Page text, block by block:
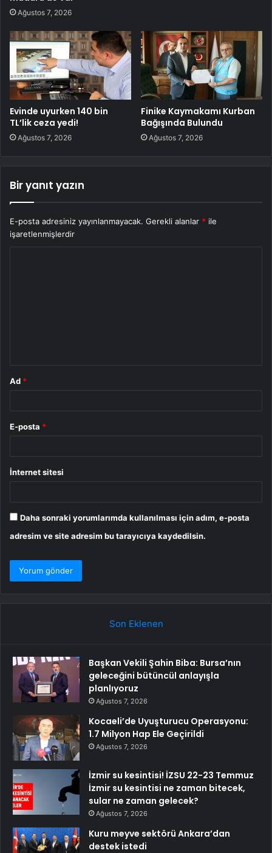
Ağustos 7, 2026
Evinde uyurken 140 bin
TL’lik ceza yedi!
Ağustos 7, 2026
Finike Kaymakamı Kurban
Bağışında Bulundu
Ağustos 7, 2026
Bir yanıt yazın
E-posta adresiniz yayınlanmayacak. Gerekli alanlar * ile
işaretlenmişlerdir
Ad *
E-posta *
İnternet sitesi
Daha sonraki yorumlarımda kullanılması için adım, e-posta
adresim ve site adresim bu tarayıcıya kaydedilsin.
Son Eklenen
Başkan Vekili Şahin Biba: Bursa’nın
geleceğini bütüncül anlayışla
planlıyoruz
Ağustos 7, 2026
Kocaeli’de Uyuşturucu Operasyonu:
1.7 Milyon Hap Ele Geçirildi
Ağustos 7, 2026
İzmir su kesintisi! İZSU 22-23 Temmuz
İzmir su kesintisi ne zaman bitecek,
sular ne zaman gelecek?
Ağustos 7, 2026
Kuru meyve sektörü Ankara’dan
destek istedi